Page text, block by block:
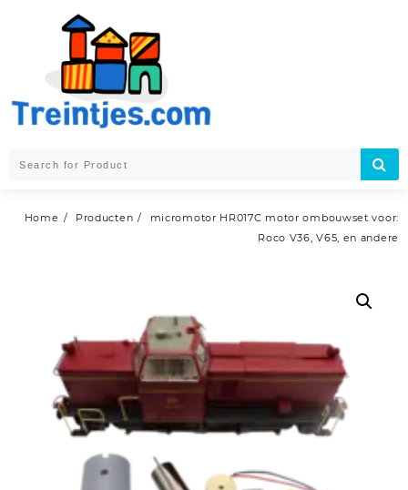
Home Producten
micromotor HR017C motor ombouwset voor:
Roco V36, V65, en andere